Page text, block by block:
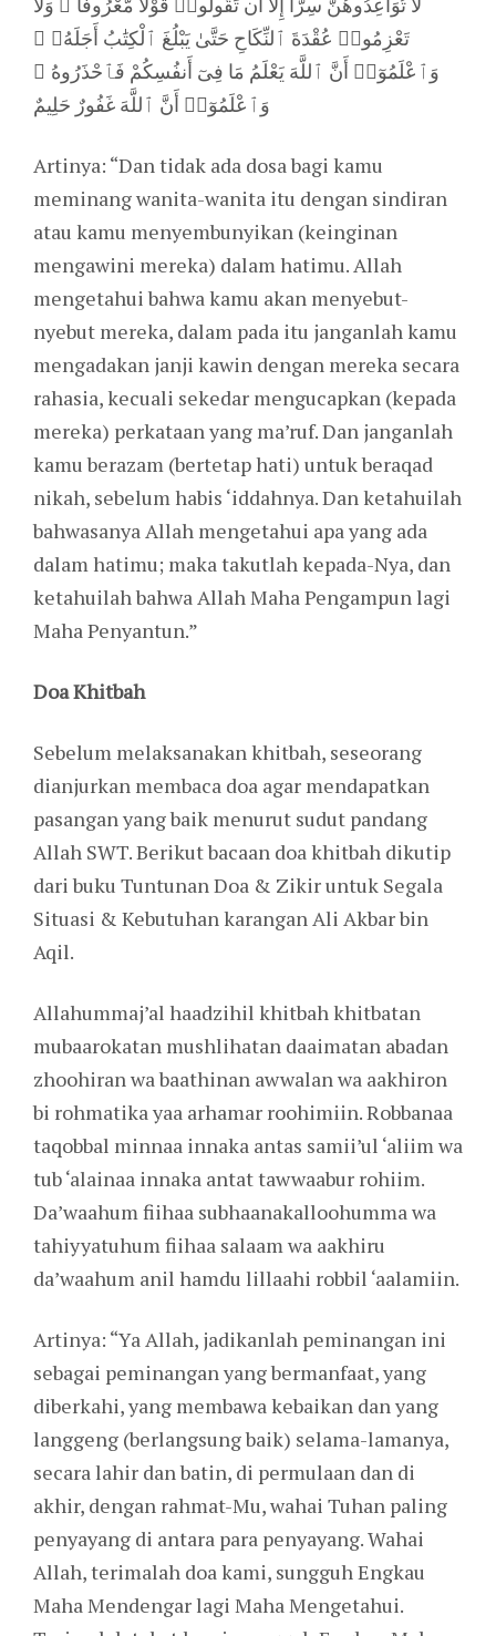
تَعْزِمُوا۟ عُقْدَةَ ٱلنِّكَاحِ حَتَّىٰ يَبْلُغَ ٱلْكِتَٰبُ أَجَلَهُۥ ۚ
وَٱعْلَمُوٓا۟ أَنَّ ٱللَّهَ يَعْلَمُ مَا فِىٓ أَنفُسِكُمْ فَٱحْذَرُوهُ ۚ
وَٱعْلَمُوٓا۟ أَنَّ ٱللَّهَ غَفُورٌ حَلِيمٌ
Artinya: “Dan tidak ada dosa bagi kamu
meminang wanita-wanita itu dengan sindiran
atau kamu menyembunyikan (keinginan
mengawini mereka) dalam hatimu. Allah
mengetahui bahwa kamu akan menyebut-
nyebut mereka, dalam pada itu janganlah kamu
mengadakan janji kawin dengan mereka secara
rahasia, kecuali sekedar mengucapkan (kepada
mereka) perkataan yang ma’ruf. Dan janganlah
kamu berazam (bertetap hati) untuk beraqad
nikah, sebelum habis ‘iddahnya. Dan ketahuilah
bahwasanya Allah mengetahui apa yang ada
dalam hatimu; maka takutlah kepada-Nya, dan
ketahuilah bahwa Allah Maha Pengampun lagi
Maha Penyantun.”
Doa Khitbah
Sebelum melaksanakan khitbah, seseorang
dianjurkan membaca doa agar mendapatkan
pasangan yang baik menurut sudut pandang
Allah SWT. Berikut bacaan doa khitbah dikutip
dari buku Tuntunan Doa & Zikir untuk Segala
Situasi & Kebutuhan karangan Ali Akbar bin
Aqil.
Allahummaj’al haadzihil khitbah khitbatan
mubaarokatan mushlihatan daaimatan abadan
zhoohiran wa baathinan awwalan wa aakhiron
bi rohmatika yaa arhamar roohimiin. Robbanaa
taqobbal minnaa innaka antas samii’ul ‘aliim wa
tub ‘alainaa innaka antat tawwaabur rohiim.
Da’waahum fiihaa subhaanakalloohumma wa
tahiyyatuhum fiihaa salaam wa aakhiru
da’waahum anil hamdu lillaahi robbil ‘aalamiin.
Artinya: “Ya Allah, jadikanlah peminangan ini
sebagai peminangan yang bermanfaat, yang
diberkahi, yang membawa kebaikan dan yang
langgeng (berlangsung baik) selama-lamanya,
secara lahir dan batin, di permulaan dan di
akhir, dengan rahmat-Mu, wahai Tuhan paling
penyayang di antara para penyayang. Wahai
Allah, terimalah doa kami, sungguh Engkau
Maha Mendengar lagi Maha Mengetahui.